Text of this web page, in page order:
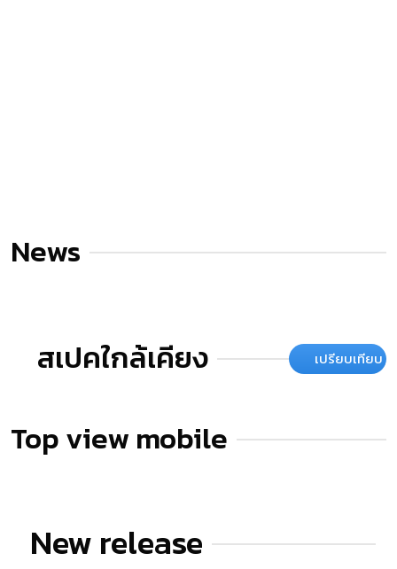
News
สเปคใกล้เคียง เปรียบเทียบ
Top view mobile
New release